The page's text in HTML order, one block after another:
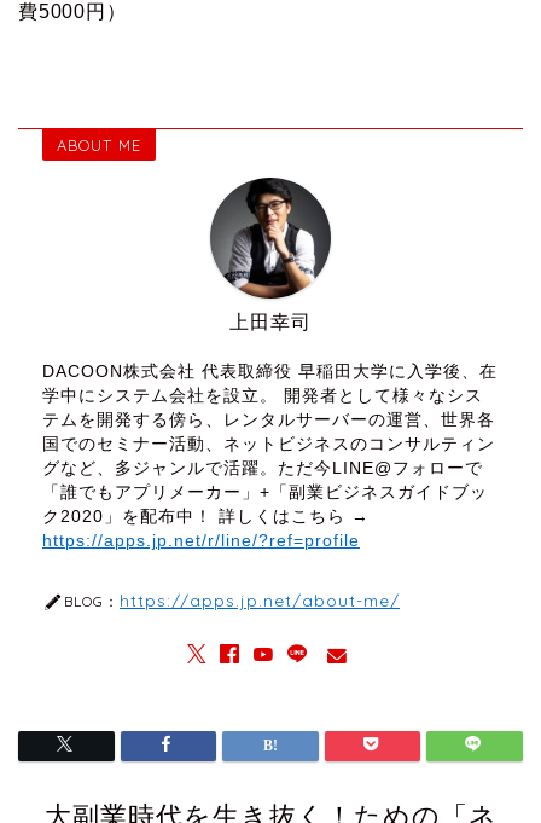
費5000円）
ABOUT ME
上田幸司
DACOON株式会社 代表取締役 早稲田大学に入学後、在
学中にシステム会社を設立。 開発者として様々なシス
テムを開発する傍ら、レンタルサーバーの運営、世界各
国でのセミナー活動、ネットビジネスのコンサルティン
グなど、多ジャンルで活躍。ただ今LINE@フォローで
「誰でもアプリメーカー」+「副業ビジネスガイドブッ
ク2020」を配布中！ 詳しくはこちら →
https://apps.jp.net/r/line/?ref=profile
BLOG： https://apps.jp.net/about-me/
大副業時代を生き抜く！ための「ネ